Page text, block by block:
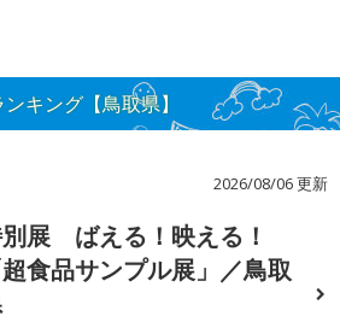
キング【鳥取県】
2026/08/06 更新
展 ばえる！映える！
超食品サンプル展」／鳥取